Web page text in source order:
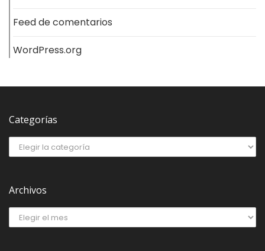
Feed de comentarios
WordPress.org
Categorías
Archivos